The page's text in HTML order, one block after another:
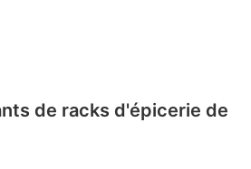
de racks d'épicerie de